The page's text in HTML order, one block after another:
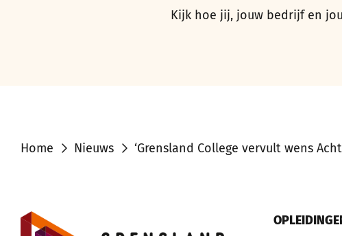
Kijk hoe jij, jouw bedrijf en
Home Nieuws ‘Grensland College vervult wens